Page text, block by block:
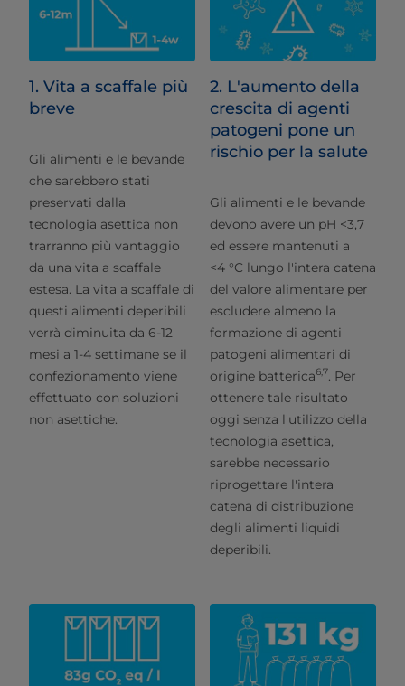
1. Vita a scaffale più
breve
Gli alimenti e le bevande
che sarebbero stati
preservati dalla
tecnologia asettica non
trarranno più vantaggio
da una vita a scaffale
estesa. La vita a scaffale di
questi alimenti deperibili
verrà diminuita da 6-12
mesi a 1-4 settimane se il
confezionamento viene
effettuato con soluzioni
non asettiche.
2. L'aumento della
crescita di agenti
patogeni pone un
rischio per la salute
Gli alimenti e le bevande
devono avere un pH <3,7
ed essere mantenuti a
<4 °C lungo l'intera catena
del valore alimentare per
escludere almeno la
formazione di agenti
patogeni alimentari di
origine batterica6,7. Per
ottenere tale risultato
oggi senza l'utilizzo della
tecnologia asettica,
sarebbe necessario
riprogettare l'intera
catena di distribuzione
degli alimenti liquidi
deperibili.